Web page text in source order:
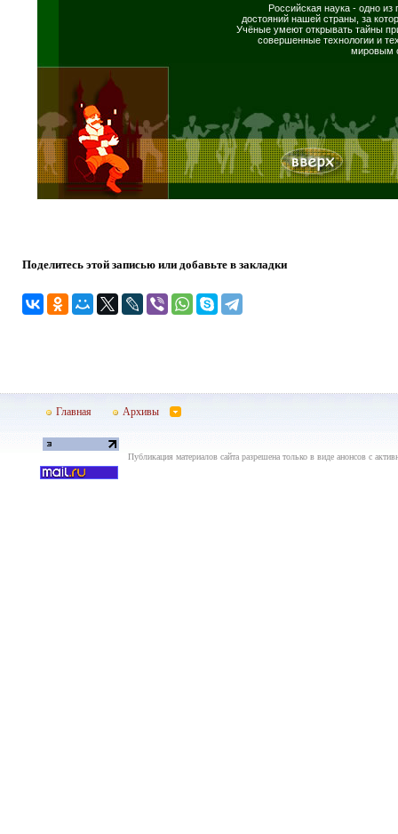
Российская наука - одно
достояний нашей страны, за
Учёные умеют открывать тайны
совершенные технологии и
мировым
Поделитесь этой записью или добавьте в закладки
Главная Архивы
Публикация материалов сайта разрешена только в виде анонсов с